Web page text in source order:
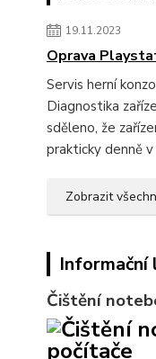
19.11.2023
Oprava
Servis herní
Diagnostika
sděleno, že
prakticky denně v
Zobrazit
Informační
Čištění